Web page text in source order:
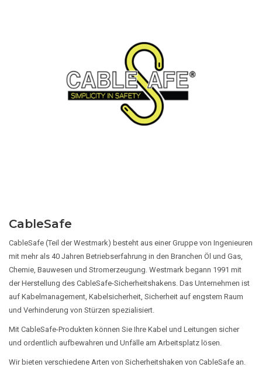
CableSafe
CableSafe (Teil der Westmark) besteht aus einer Gruppe von Ingenieuren
mit mehr als 40 Jahren Betriebserfahrung in den Branchen Öl und Gas,
Chemie, Bauwesen und Stromerzeugung. Westmark begann 1991 mit
der Herstellung des CableSafe-Sicherheitshakens. Das Unternehmen ist
auf Kabelmanagement, Kabelsicherheit, Sicherheit auf engstem Raum
und Verhinderung von Stürzen spezialisiert.
Mit CableSafe-Produkten können Sie Ihre Kabel und Leitungen sicher
und ordentlich aufbewahren und Unfälle am Arbeitsplatz lösen.
Wir bieten verschiedene Arten von Sicherheitshaken von CableSafe an.